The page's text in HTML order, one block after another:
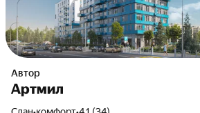
Автор
Артмил